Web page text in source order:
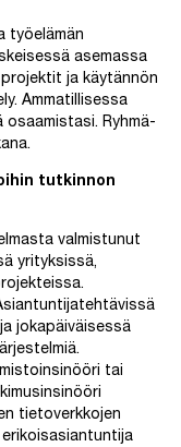
työelämän
asemassa
ja käytännön
Ammatillisessa
Ryhmä-
tutkinnon
valmistunut
yrityksissä,
jokapäiväisessä
tai
tietoverkkojen